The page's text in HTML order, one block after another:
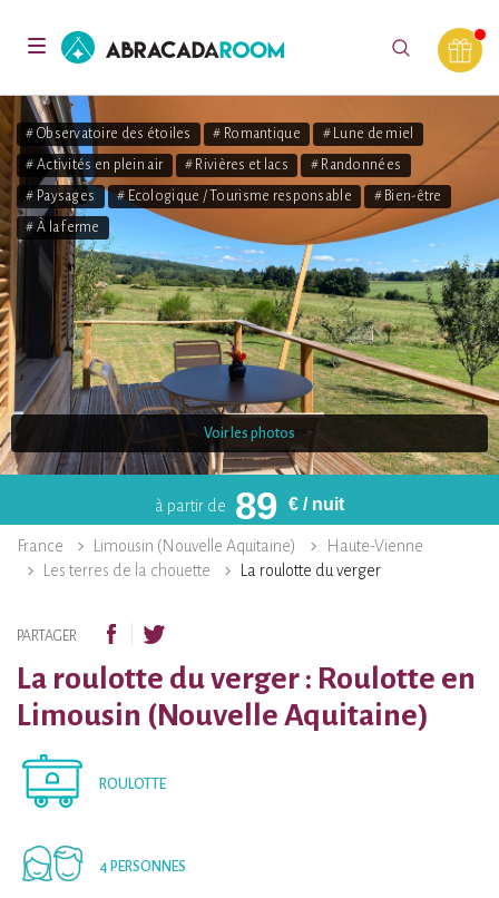
Toggle
AbracadaRoom
# Observatoire des étoiles # Romantique
# Lune de miel
# Activités en plein air
# Rivières et lacs
# Randonnées
# Paysages
# Ecologique / Tourisme responsable
# Bien-être
# À la ferme
Voir les photos
à partir de 89 € / nuit
France Limousin (Nouvelle Aquitaine)
Haute-Vienne
Les terres de la chouette
La roulotte du verger
PARTAGER
La roulotte du verger : Roulotte en
Limousin (Nouvelle Aquitaine)
ROULOTTE
4 PERSONNES